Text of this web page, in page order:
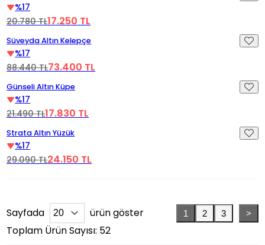
%17
20.780 TL17.250 TL
Süveyda Altın Kelepçe
%17
88.440 TL73.400 TL
Günseli Altın Küpe
%17
21.490 TL17.830 TL
Strata Altın Yüzük
%17
29.090 TL24.150 TL
Sayfada ürün göster 1 2 3 >
Toplam Ürün Sayısı: 52